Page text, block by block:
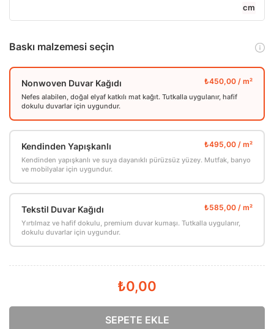
cm
Baskı malzemesi seçin
Nonwoven Duvar Kağıdı
Nefes alabilen, doğal elyaf katkılı mat kağıt. Tutkalla uygulanır, hafif
dokulu duvarlar için uygundur.
Kendinden Yapışkanlı
Kendinden yapışkanlı ve suya dayanıklı pürüzsüz yüzey. Mutfak, banyo
ve mobilyalar için uygundur.
Tekstil Duvar Kağıdı
Yırtılmaz ve hafif dokulu, premium duvar kumaşı. Tutkalla uygulanır,
dokulu duvarlar için uygundur.
₺0,00
SEPETE EKLE